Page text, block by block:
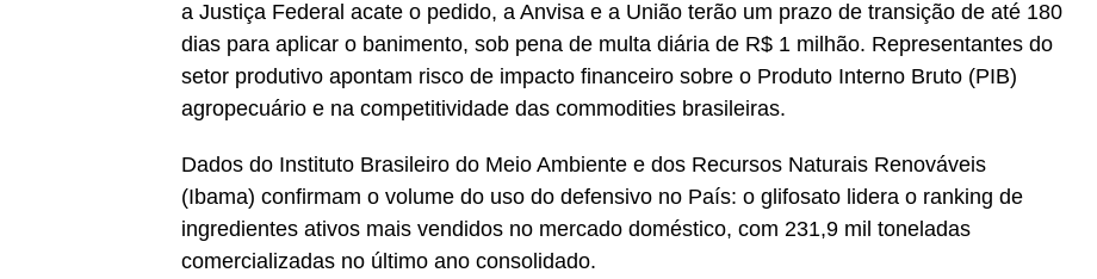
a Justiça Federal acate o pedido, a Anvisa e a União terão um prazo de transição de até 180
dias para aplicar o banimento, sob pena de multa diária de R$ 1 milhão. Representantes do
setor produtivo apontam risco de impacto financeiro sobre o Produto Interno Bruto (PIB)
agropecuário e na competitividade das commodities brasileiras.
Dados do Instituto Brasileiro do Meio Ambiente e dos Recursos Naturais Renováveis
(Ibama) confirmam o volume do uso do defensivo no País: o glifosato lidera o ranking de
ingredientes ativos mais vendidos no mercado doméstico, com 231,9 mil toneladas
comercializadas no último ano consolidado.